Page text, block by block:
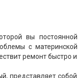
вы постоянной
с материнской
ремонт быстро и
представляет собой